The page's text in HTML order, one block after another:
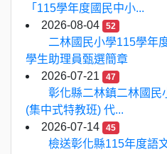
「115學年度國民中小...
2026-08-04
52
二林國民小學115學年
學生助理員甄選簡章
2026-07-21
47
彰化縣二林鎮二林國民
(集中式特教班) 代...
2026-07-14
45
檢送彰化縣115年度語